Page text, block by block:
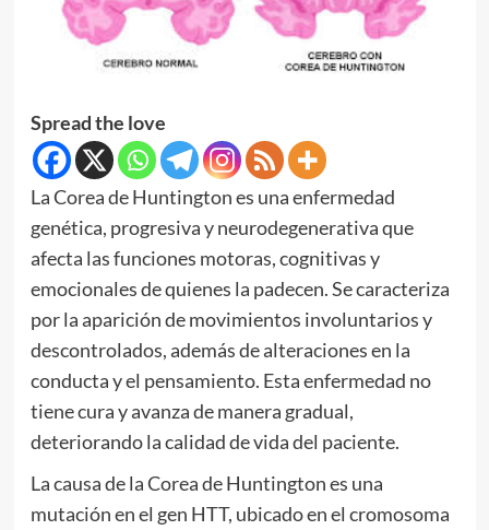
Spread the love
La Corea de Huntington es una enfermedad
genética, progresiva y neurodegenerativa que
afecta las funciones motoras, cognitivas y
emocionales de quienes la padecen. Se caracteriza
por la aparición de movimientos involuntarios y
descontrolados, además de alteraciones en la
conducta y el pensamiento. Esta enfermedad no
tiene cura y avanza de manera gradual,
deteriorando la calidad de vida del paciente.
La causa de la Corea de Huntington es una
mutación en el gen HTT, ubicado en el cromosoma